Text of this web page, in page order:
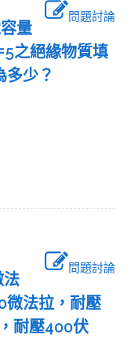
問題討論
量
5之絕緣物質填
多少？
問題討論
法
微法拉，耐壓
耐壓400伏